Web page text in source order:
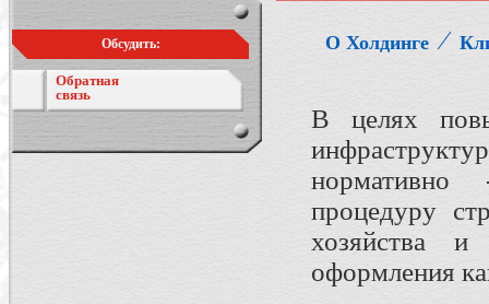
Обсудить:
Обратная
связь
О Холдинге ⁄
В целях
процедуру
хозяйства и
оформления